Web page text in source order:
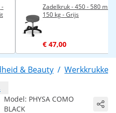
-
Zadelkruk - 450 - 580 mm -
150 kg - Grijs
€ 47,00
& Beauty / Werkkrukken
Model: PHYSA COMO
BLACK